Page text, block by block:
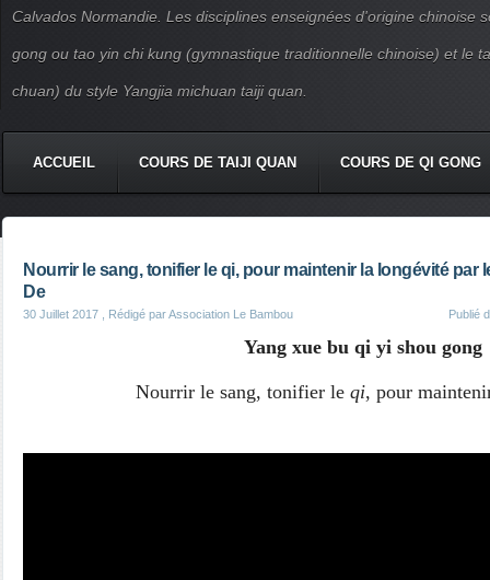
Calvados Normandie. Les disciplines enseignées d'origine chinoise
gong ou tao yin chi kung (gymnastique traditionnelle chinoise) et le
chuan) du style Yangjia michuan taiji quan.
ACCUEIL COURS DE TAIJI QUAN COURS DE QI GONG
Nourrir le sang, tonifier le qi, pour maintenir la longévité par
De
30 Juillet 2017 , Rédigé par Association Le Bambou Publié
Yang xue bu qi yi shou gong
Nourrir le sang, tonifier le qi, pour